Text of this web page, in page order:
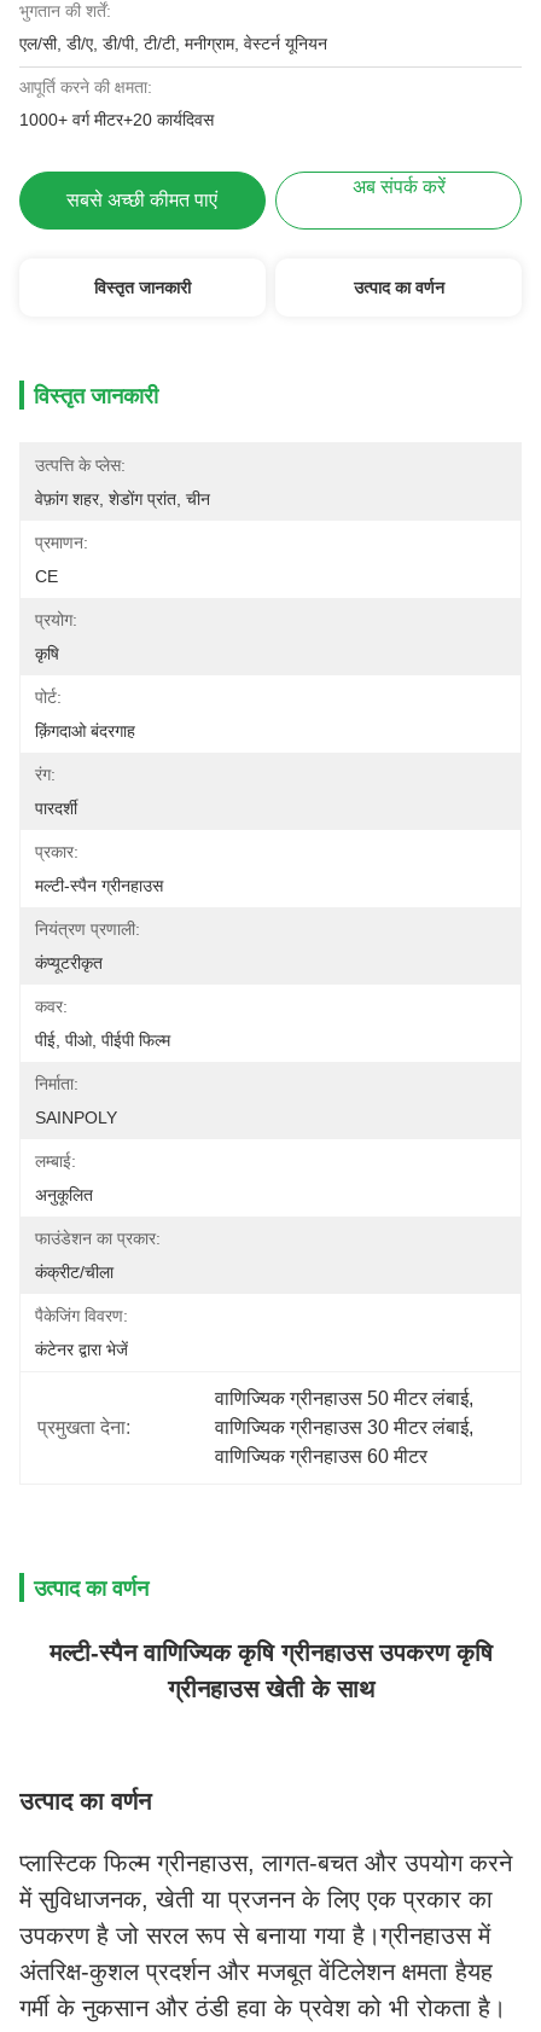
भुगतान की शर्तें:
एल/सी, डी/ए, डी/पी, टी/टी, मनीग्राम, वेस्टर्न यूनियन
आपूर्ति करने की क्षमता:
1000+ वर्ग मीटर+20 कार्यदिवस
सबसे अच्छी कीमत पाएं
अब संपर्क करें
विस्तृत जानकारी उत्पाद का वर्णन
विस्तृत जानकारी
उत्पत्ति के प्लेस:
वेफ़ांग शहर, शेडोंग प्रांत, चीन
प्रमाणन:
CE
प्रयोग:
कृषि
पोर्ट:
क़िंगदाओ बंदरगाह
रंग:
पारदर्शी
प्रकार:
मल्टी-स्पैन ग्रीनहाउस
नियंत्रण प्रणाली:
कंप्यूटरीकृत
कवर:
पीई, पीओ, पीईपी फिल्म
निर्माता:
SAINPOLY
लम्बाई:
अनुकूलित
फाउंडेशन का प्रकार:
कंक्रीट/चीला
पैकेजिंग विवरण:
कंटेनर द्वारा भेजें
प्रमुखता देना:
वाणिज्यिक ग्रीनहाउस 50 मीटर लंबाई,
वाणिज्यिक ग्रीनहाउस 30 मीटर लंबाई,
वाणिज्यिक ग्रीनहाउस 60 मीटर
उत्पाद का वर्णन
मल्टी-स्पैन वाणिज्यिक कृषि ग्रीनहाउस उपकरण कृषि
ग्रीनहाउस खेती के साथ
उत्पाद का वर्णन
प्लास्टिक फिल्म ग्रीनहाउस, लागत-बचत और उपयोग करने
में सुविधाजनक, खेती या प्रजनन के लिए एक प्रकार का
उपकरण है जो सरल रूप से बनाया गया है।ग्रीनहाउस में
अंतरिक्ष-कुशल प्रदर्शन और मजबूत वेंटिलेशन क्षमता हैयह
गर्मी के नुकसान और ठंडी हवा के प्रवेश को भी रोकता है।